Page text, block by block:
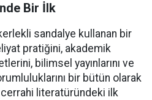
Bir İlk
sandalye kullanan bir
pratiğini, akademik
bilimsel yayınlarını ve
bir bütün olarak
literatüründeki ilk